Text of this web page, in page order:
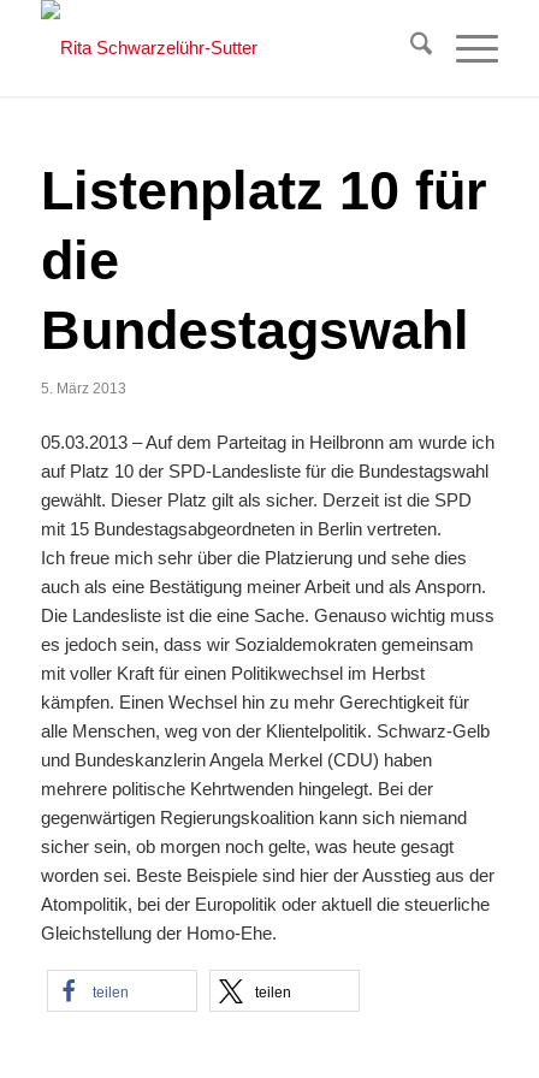
Listenplatz 10 für
die
Bundestagswahl
5. März 2013
05.03.2013 – Auf dem Parteitag in Heilbronn am wurde ich
auf Platz 10 der SPD-Landesliste für die Bundestagswahl
gewählt. Dieser Platz gilt als sicher. Derzeit ist die SPD
mit 15 Bundestagsabgeordneten in Berlin vertreten.
Ich freue mich sehr über die Platzierung und sehe dies
auch als eine Bestätigung meiner Arbeit und als Ansporn.
Die Landesliste ist die eine Sache. Genauso wichtig muss
es jedoch sein, dass wir Sozialdemokraten gemeinsam
mit voller Kraft für einen Politikwechsel im Herbst
kämpfen. Einen Wechsel hin zu mehr Gerechtigkeit für
alle Menschen, weg von der Klientelpolitik. Schwarz-Gelb
und Bundeskanzlerin Angela Merkel (CDU) haben
mehrere politische Kehrtwenden hingelegt. Bei der
gegenwärtigen Regierungskoalition kann sich niemand
sicher sein, ob morgen noch gelte, was heute gesagt
worden sei. Beste Beispiele sind hier der Ausstieg aus der
Atompolitik, bei der Europolitik oder aktuell die steuerliche
Gleichstellung der Homo-Ehe.
teilen teilen